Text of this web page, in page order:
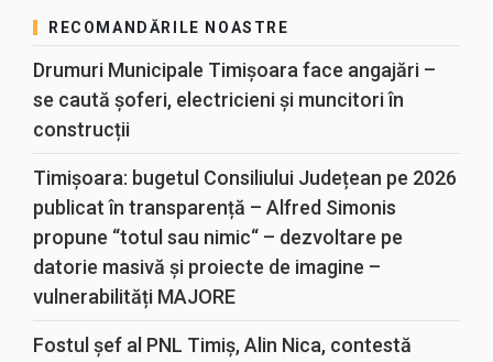
RECOMANDĂRILE NOASTRE
Drumuri Municipale Timișoara face angajări –
se caută șoferi, electricieni și muncitori în
construcții
Timișoara: bugetul Consiliului Județean pe 2026
publicat în transparență – Alfred Simonis
propune “totul sau nimic“ – dezvoltare pe
datorie masivă și proiecte de imagine –
vulnerabilități MAJORE
Fostul șef al PNL Timiș, Alin Nica, contestă